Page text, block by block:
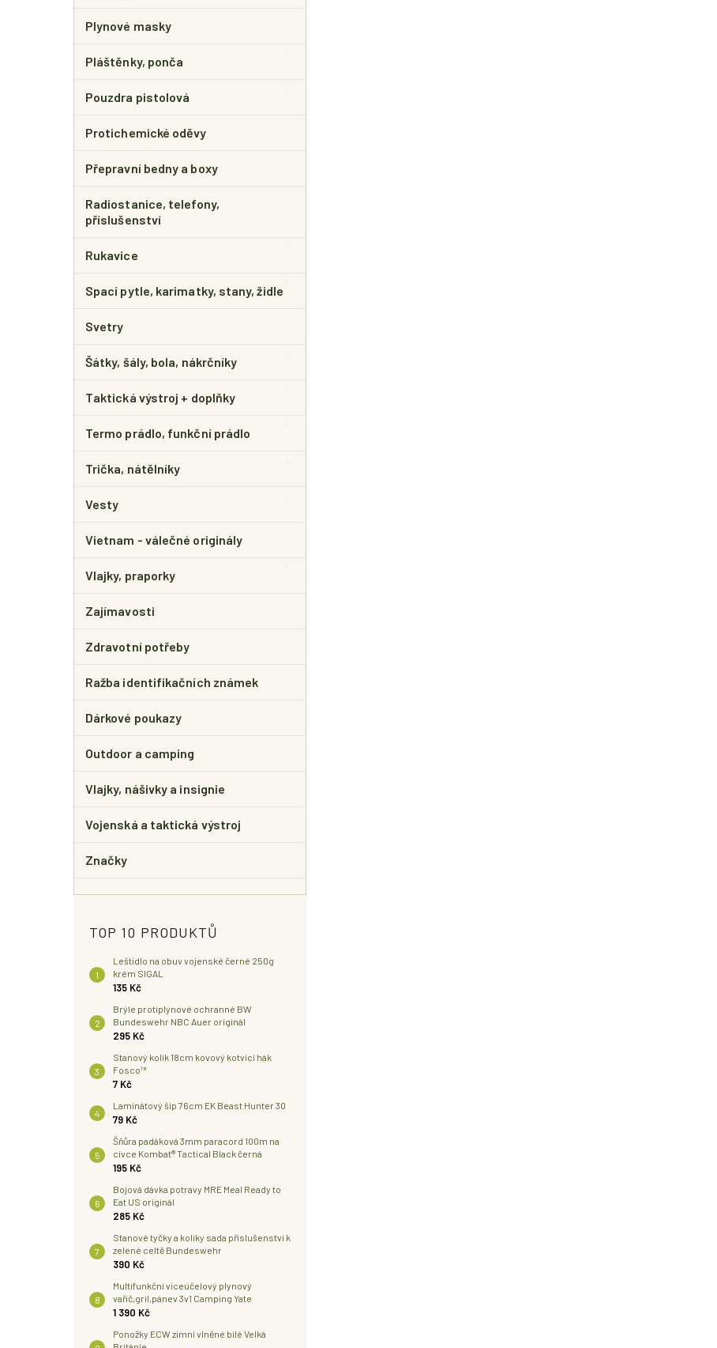
Plynové masky
Pláštěnky, ponča
Pouzdra pistolová
Protichemické oděvy
Přepravní bedny a boxy
Radiostanice, telefony,
příslušenství
Rukavice
Spací pytle, karimatky, stany, židle
Svetry
Šátky, šály, bola, nákrčníky
Taktická výstroj + doplňky
Termo prádlo, funkční prádlo
Trička, nátělníky
Vesty
Vietnam - válečné originály
Vlajky, praporky
Zajímavosti
Zdravotní potřeby
Ražba identifikačních známek
Dárkové poukazy
Outdoor a camping
Vlajky, nášivky a insignie
Vojenská a taktická výstroj
Značky
TOP 10 PRODUKTŮ
Leštidlo na obuv vojenské černé 250g
krém SIGAL
135 Kč
Brýle protiplynové ochranné BW
Bundeswehr NBC Auer originál
295 Kč
Stanový kolík 18cm kovový kotvící hák
Fosco™
7 Kč
Laminátový šíp 76cm EK Beast Hunter 30
79 Kč
Šňůra padáková 3mm paracord 100m na
cívce Kombat® Tactical Black černá
195 Kč
Bojová dávka potravy MRE Meal Ready to
Eat US originál
285 Kč
Stanové tyčky a kolíky sada příslušenství k
zelené celtě Bundeswehr
390 Kč
Multifunkční víceúčelový plynový
vařič,gril,pánev 3v1 Camping Yate
1 390 Kč
Ponožky ECW zimní vlněné bílé Velká